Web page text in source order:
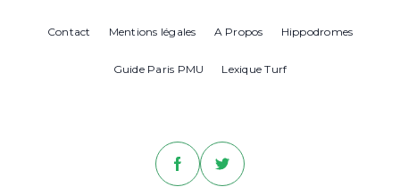
Contact Mentions légales A Propos Hippodromes
Guide Paris PMU Lexique Turf